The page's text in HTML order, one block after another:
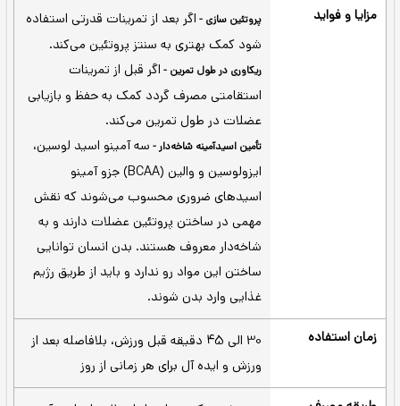
پانچ میوه‌ای
پودر BCAA (بی سی ای ای) 5000 اپتیموم
و ریکاوری، مناسب برای تمرینات شدید و
پروتئین سازی -اگر بعد از تمرینات قدرتی استفاده
شود کمک بهتری به سنتز پروتئین می‌کند.
ریکاوری در طول تمرین -اگر قبل از تمرینات